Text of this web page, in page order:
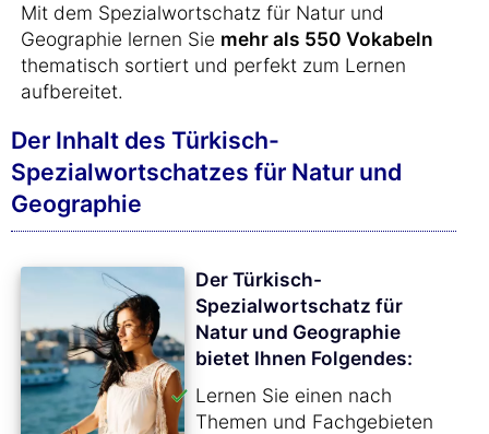
Mit dem Spezialwortschatz für Natur und
Geographie lernen Sie mehr als 550 Vokabeln
thematisch sortiert und perfekt zum Lernen
aufbereitet.
Der Inhalt des Türkisch-
Spezialwortschatzes für Natur und
Geographie
Der Türkisch-
Spezialwortschatz für
Natur und Geographie
bietet Ihnen Folgendes:
Lernen Sie einen nach
Themen und Fachgebieten